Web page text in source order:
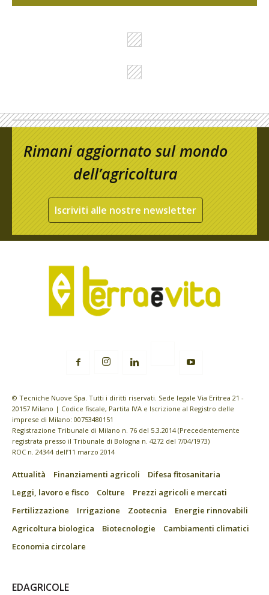
Rimani aggiornato sul mondo
dell’agricoltura
Iscriviti alle nostre newsletter
© Tecniche Nuove Spa. Tutti i diritti riservati. Sede legale Via Eritrea 21 -
20157 Milano | Codice fiscale, Partita IVA e Iscrizione al Registro delle
imprese di Milano: 00753480151
Registrazione Tribunale di Milano n. 76 del 5.3.2014 (Precedentemente
registrata presso il Tribunale di Bologna n. 4272 del 7/04/1973)
ROC n. 24344 dell’11 marzo 2014
Attualità Finanziamenti agricoli
Difesa fitosanitaria
Leggi, lavoro e fisco
Colture
Prezzi agricoli e mercati
Fertilizzazione
Irrigazione Zootecnia
Energie rinnovabili
Agricoltura biologica
Biotecnologie
Cambiamenti climatici
Economia circolare
EDAGRICOLE